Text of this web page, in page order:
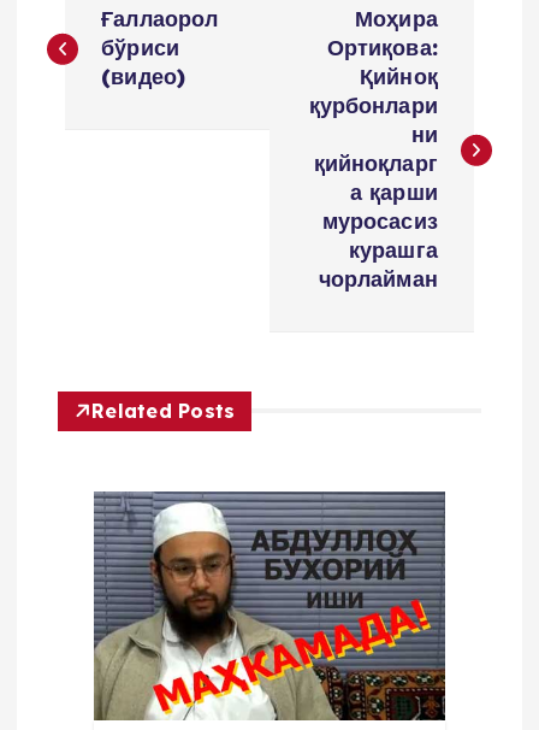
o
y
Ғаллаорол
бўриси
(видео)
Моҳира
Ортиқова:
Қийноқ
қурбонлари
ни
қийноқларг
а қарши
муросасиз
курашга
чорлайман
Related Posts